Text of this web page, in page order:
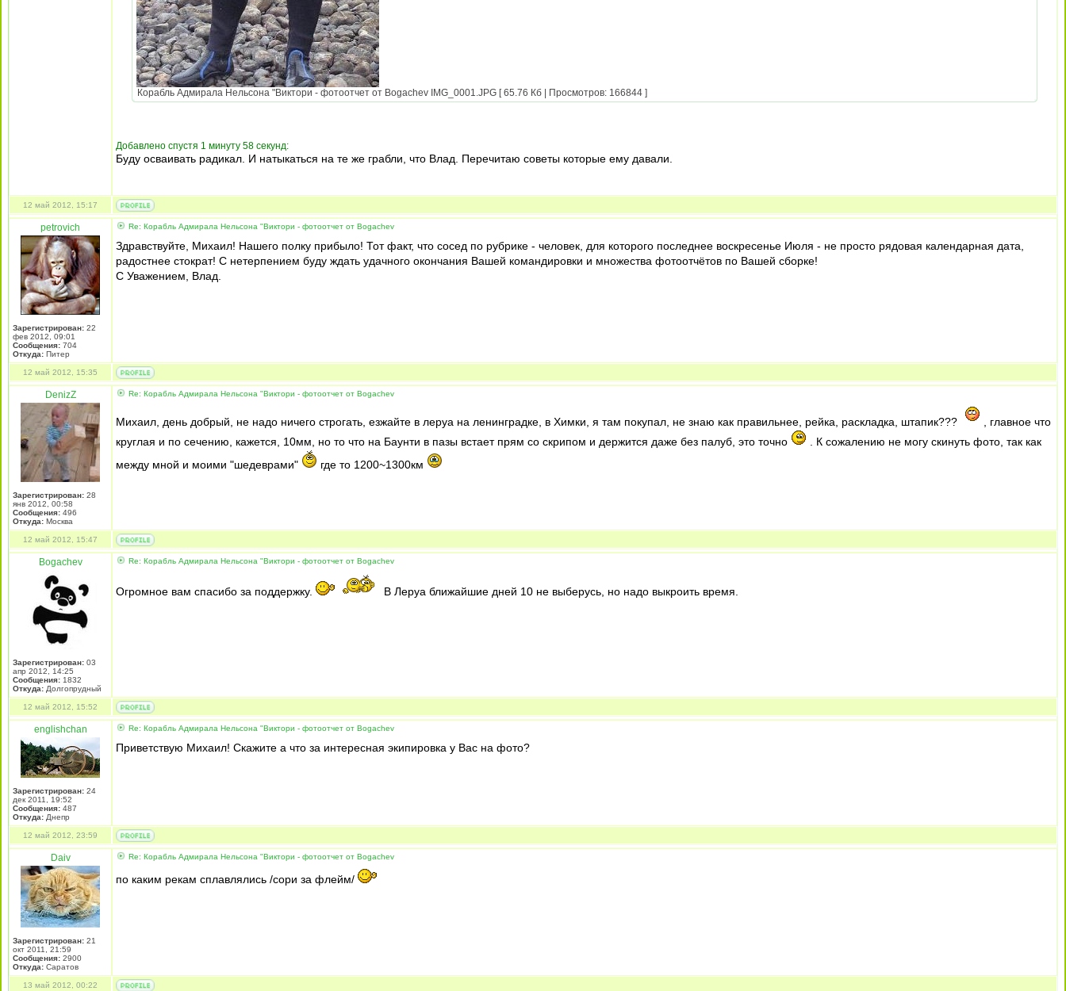
Корабль Адмирала Нельсона "Виктори - фотоотчет от Bogachev IMG_0001.JPG [ 65.76 Кб | Просмотров: 166844 ]
Добавлено спустя 1 минуту 58 секунд:
Буду осваивать радикал. И натыкаться на те же грабли, что Влад. Перечитаю советы которые ему давали.
12 май 2012, 15:17
petrovich
Зарегистрирован: 22
фев 2012, 09:01
Сообщения: 704
Откуда: Питер
Re: Корабль Адмирала Нельсона "Виктори - фотоотчет от Bogachev
Здравствуйте, Михаил! Нашего полку прибыло! Тот факт, что сосед по рубрике - человек, для которого последнее воскресенье Июля - не просто рядовая календарная дата,
радостнее стократ! С нетерпением буду ждать удачного окончания Вашей командировки и множества фотоотчётов по Вашей сборке!
С Уважением, Влад.
12 май 2012, 15:35
DenizZ
Зарегистрирован: 28
янв 2012, 00:58
Сообщения: 496
Откуда: Москва
Re: Корабль Адмирала Нельсона "Виктори - фотоотчет от Bogachev
Михаил, день добрый, не надо ничего строгать, езжайте в леруа на ленинградке, в Химки, я там покупал, не знаю как правильнее, рейка, раскладка, штапик???
, главное что
круглая и по сечению, кажется, 10мм, но то что на Баунти в пазы встает прям со скрипом и держится даже без палуб, это точно
. К сожалению не могу скинуть фото, так как
между мной и моими "шедеврами"
где то 1200~1300км
12 май 2012, 15:47
Bogachev
Зарегистрирован: 03
апр 2012, 14:25
Сообщения: 1832
Откуда: Долгопрудный
Re: Корабль Адмирала Нельсона "Виктори - фотоотчет от Bogachev
Огромное вам спасибо за поддержку. В Леруа ближайшие дней 10 не выберусь, но надо выкроить время.
12 май 2012, 15:52
englishchan
Зарегистрирован: 24
дек 2011, 19:52
Сообщения: 487
Откуда: Днепр
Re: Корабль Адмирала Нельсона "Виктори - фотоотчет от Bogachev
Приветствую Михаил! Скажите а что за интересная экипировка у Вас на фото?
12 май 2012, 23:59
Daiv
Зарегистрирован: 21
окт 2011, 21:59
Сообщения: 2900
Откуда: Саратов
Re: Корабль Адмирала Нельсона "Виктори - фотоотчет от Bogachev
по каким рекам сплавлялись /сори за флейм/
13 май 2012, 00:22